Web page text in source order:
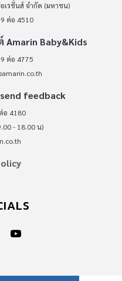
เรชั่นส์ จำกัด (มหาชน)
ต่อ 4510
Baby&Kids
ต่อ 4775
feedback
อ 4180
- 18.00 น)